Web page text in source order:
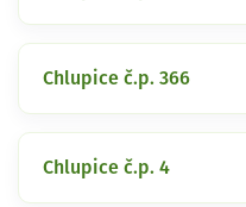
Chlupice č.p. 366
Chlupice č.p. 4